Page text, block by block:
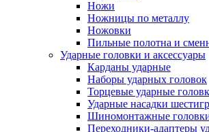
Ножи
Ножницы по металлу
Ножовки
Пильные полотна и
Ударные головки и аксессуары
Карданы ударные
Наборы ударных головок
Торцевые ударные
Ударные насадки
Шиномонтажные
Переходники-адаптеры